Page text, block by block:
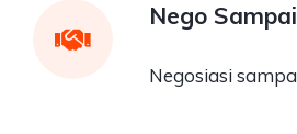
Nego
Negosiasi